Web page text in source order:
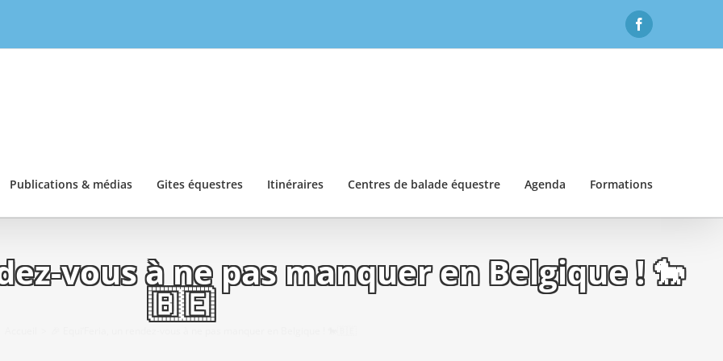
Facebook
Publications & médias Gites équestres Itinéraires Centres de balade équestre Agenda Formations
vous à ne pas manquer en Belgique ! 🐎
🇧🇪